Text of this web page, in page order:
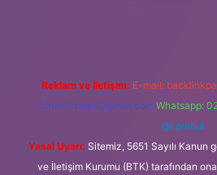
Reklam ve İletişim: E-mail:
forumhizmeti@gmail.com Whatsapp:
@karabul
Yasal Uyarı: Sitemiz, 5651 Sayılı Kanun
ve İletişim Kurumu (BTK) tarafından